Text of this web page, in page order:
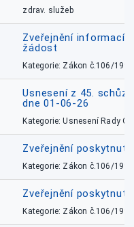
zdrav. služeb
Zveřejnění informací
žádost
Kategorie: Zákon č.106/1999
Usnesení z 45.
dne 01-06-26
Kategorie: Usnesení Rady
Zveřejnění
Kategorie: Zákon č.106/1999
Zveřejnění
Kategorie: Zákon č.106/1999